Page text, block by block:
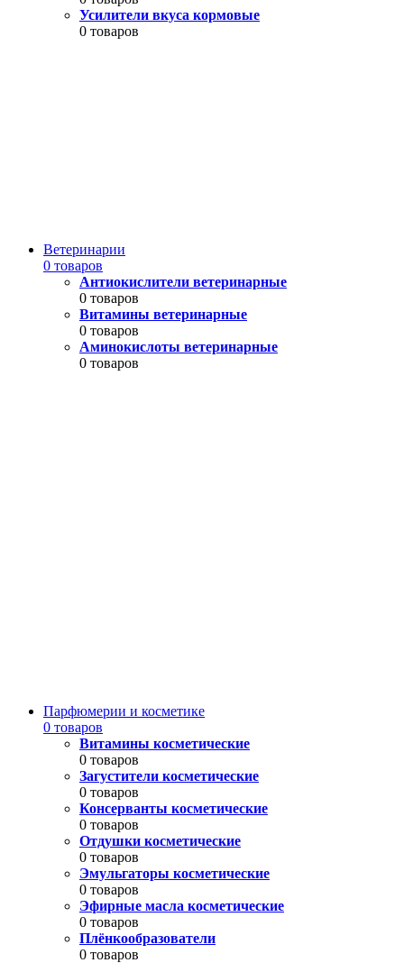
Усилители вкуса кормовые
0 товаров
Ветеринарии
0 товаров
Антиокислители ветеринарные
0 товаров
Витамины ветеринарные
0 товаров
Аминокислоты ветеринарные
0 товаров
Парфюмерии и косметике
0 товаров
Витамины косметические
0 товаров
Загустители косметические
0 товаров
Консерванты косметические
0 товаров
Отдушки косметические
0 товаров
Эмульгаторы косметические
0 товаров
Эфирные масла косметические
0 товаров
Плёнкообразователи
0 товаров